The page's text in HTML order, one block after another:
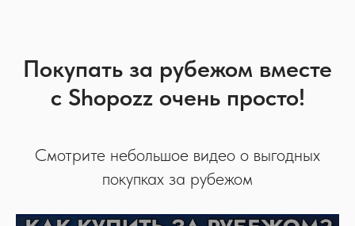
Покупать за рубежом вместе
с Shopozz очень просто!
Смотрите небольшое видео о выгодных
покупках за рубежом